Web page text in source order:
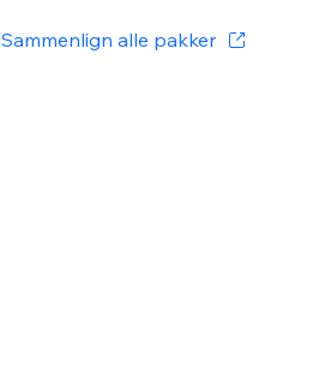
Sammenlign alle pakker